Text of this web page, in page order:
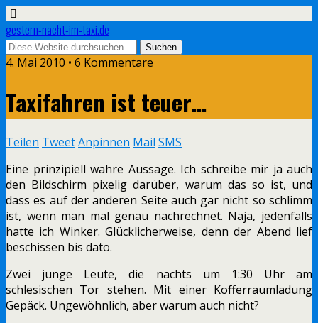
gestern-nacht-im-taxi.de
4. Mai 2010 • 6 Kommentare
Taxifahren ist teuer…
Teilen TweetAnpinnen Mail SMS
Eine prinzipiell wahre Aussage. Ich schreibe mir ja auch
den Bildschirm pixelig darüber, warum das so ist, und
dass es auf der anderen Seite auch gar nicht so schlimm
ist, wenn man mal genau nachrechnet. Naja, jedenfalls
hatte ich Winker. Glücklicherweise, denn der Abend lief
beschissen bis dato.
Zwei junge Leute, die nachts um 1:30 Uhr am
schlesischen Tor stehen. Mit einer Kofferraumladung
Gepäck. Ungewöhnlich, aber warum auch nicht?